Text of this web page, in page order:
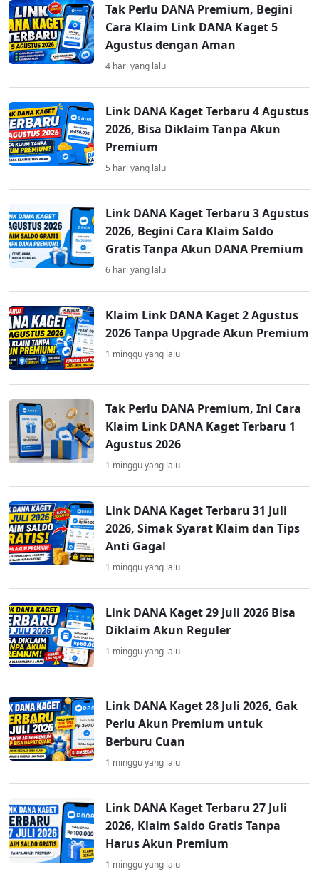
Tak Perlu DANA Premium, Begini
Cara Klaim Link DANA Kaget 5
Agustus dengan Aman
4 hari yang lalu
Link DANA Kaget Terbaru 4 Agustus
2026, Bisa Diklaim Tanpa Akun
Premium
5 hari yang lalu
Link DANA Kaget Terbaru 3 Agustus
2026, Begini Cara Klaim Saldo
Gratis Tanpa Akun DANA Premium
6 hari yang lalu
Klaim Link DANA Kaget 2 Agustus
2026 Tanpa Upgrade Akun Premium
1 minggu yang lalu
Tak Perlu DANA Premium, Ini Cara
Klaim Link DANA Kaget Terbaru 1
Agustus 2026
1 minggu yang lalu
Link DANA Kaget Terbaru 31 Juli
2026, Simak Syarat Klaim dan Tips
Anti Gagal
1 minggu yang lalu
Link DANA Kaget 29 Juli 2026 Bisa
Diklaim Akun Reguler
1 minggu yang lalu
Link DANA Kaget 28 Juli 2026, Gak
Perlu Akun Premium untuk
Berburu Cuan
1 minggu yang lalu
Link DANA Kaget Terbaru 27 Juli
2026, Klaim Saldo Gratis Tanpa
Harus Akun Premium
1 minggu yang lalu